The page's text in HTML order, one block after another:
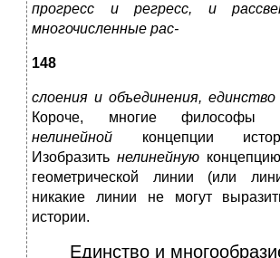
прогресс и регресс, и
многочисленные рас-
148
слоения и объединения, единство
Ко­роче, многие философы
нелинейной концепции
Изобразить нелинейную
геометрической линии (или
никакие линии не могут
истории.
Единство и